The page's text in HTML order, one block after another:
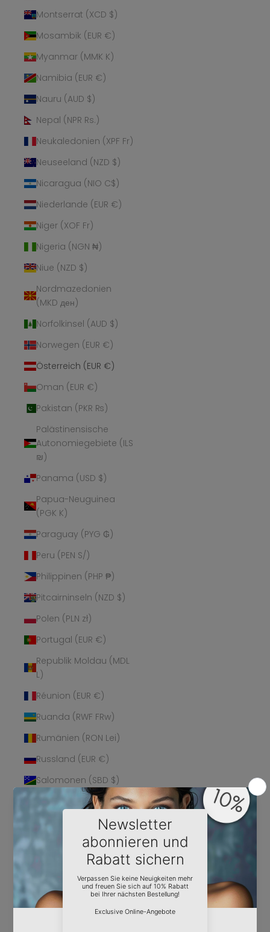
Montserrat (XCD $)
Mosambik (EUR €)
Myanmar (MMK K)
Namibia (EUR €)
Nauru (AUD $)
Nepal (NPR Rs.)
Neukaledonien (XPF Fr)
Neuseeland (NZD $)
Nicaragua (NIO C$)
Niederlande (EUR €)
Niger (XOF Fr)
Nigeria (NGN ₦)
Niue (NZD $)
Nordmazedonien
(MKD ден)
Norfolkinsel (AUD $)
Norwegen (EUR €)
Österreich (EUR €)
Oman (EUR €)
Pakistan (PKR ₨)
Palästinensische
Autonomiegebiete (ILS
₪)
Panama (USD $)
Papua-Neuguinea
(PGK K)
Paraguay (PYG ₲)
Peru (PEN S/)
Philippinen (PHP ₱)
Pitcairninseln (NZD $)
Polen (PLN zł)
Portugal (EUR €)
Republik Moldau (MDL
L)
Réunion (EUR €)
Ruanda (RWF FRw)
Rumänien (RON Lei)
Russland (EUR €)
Salomonen (SBD $)
Sambia (EUR €)
Samoa (WST T)
San Marino (EUR €)
São Tomé und
Príncipe (STD Db)
Saudi-Arabien (SAR